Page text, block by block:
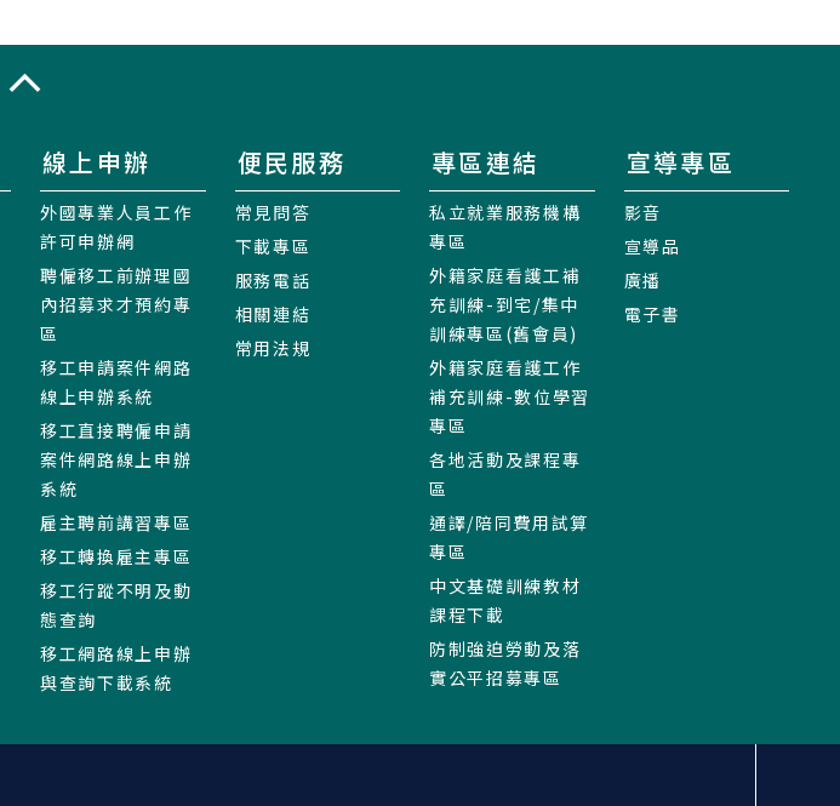
線上申辦
外國專業人員工作
許可申辦網
聘僱移工前辦理國
內招募求才預約專
區
移工申請案件網路
線上申辦系統
移工直接聘僱申請
案件網路線上申辦
系統
雇主聘前講習專區
移工轉換雇主專區
移工行蹤不明及動
態查詢
移工網路線上申辦
與查詢下載系統
便民服務
常見問答
下載專區
服務電話
相關連結
常用法規
專區連結
私立就業服務機構
專區
外籍家庭看護工補
充訓練-到宅/集中
訓練專區(舊會員)
外籍家庭看護工作
補充訓練-數位學習
專區
各地活動及課程專
區
通譯/陪同費用試算
專區
中文基礎訓練教材
課程下載
防制強迫勞動及落
實公平招募專區
宣導專區
影音
宣導品
廣播
電子書